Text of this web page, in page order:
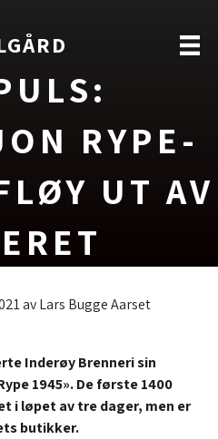
RYPE-
UT AV
avLars Bugge Aarset
Inderøy Brenneri sin
1945». De første 1400
i løpet av tre dager, men er
butikker.